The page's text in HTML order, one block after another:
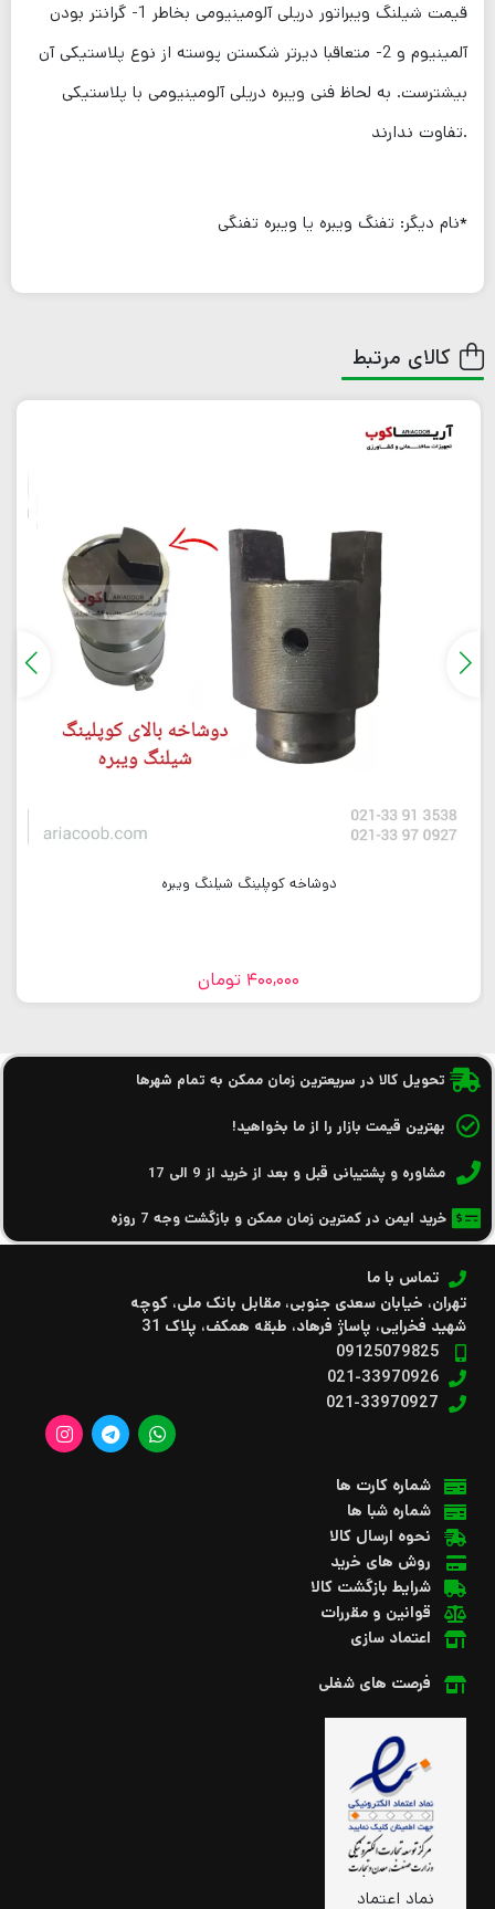
قیمت شیلنگ ویبراتور دریلی آلومینیومی بخاطر 1- گرانتر بودن
آلمینیوم و 2- متعاقبا دیرتر شکستن پوسته از نوع پلاستیکی آن
بیشترست. به لحاظ فنی ویبره دریلی آلومینیومی با پلاستیکی
تفاوت ندارند.
*نام دیگر: تفنگ ویبره یا ویبره تفنگی
کالای مرتبط
دوشاخه کوپلینگ شیلنگ ویبره
400,000 تومان
تحویل کالا در سریعترین زمان ممکن به تمام شهرها
بهترین قیمت بازار را از ما بخواهید!
مشاوره و پشتیبانی قبل و بعد از خرید از 9 الی 17
خرید ایمن در کمترین زمان ممکن و بازگشت وجه 7 روزه
تماس با ما
تهران، خیابان سعدی جنوبی، مقابل بانک ملی، کوچه
شهید فخرایی، پاساژ فرهاد، طبقه همکف، پلاک 31
09125079825
021-33970926
021-33970927
شماره کارت ها
شماره شبا ها
نحوه ارسال کالا
روش های خرید
شرایط بازگشت کالا
قوانین و مقررات
اعتماد سازی
فرصت های شغلی
نماد اعتماد